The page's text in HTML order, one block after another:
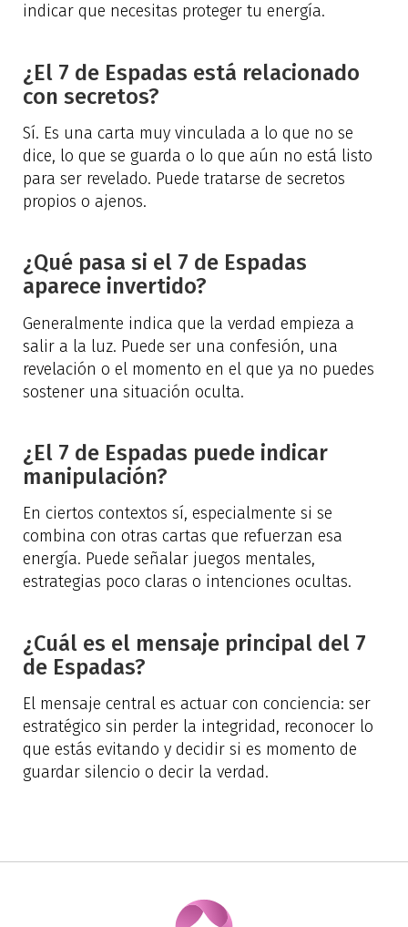
indicar que necesitas proteger tu energía.
¿El 7 de Espadas está relacionado
con secretos?
Sí. Es una carta muy vinculada a lo que no se
dice, lo que se guarda o lo que aún no está listo
para ser revelado. Puede tratarse de secretos
propios o ajenos.
¿Qué pasa si el 7 de Espadas
aparece invertido?
Generalmente indica que la verdad empieza a
salir a la luz. Puede ser una confesión, una
revelación o el momento en el que ya no puedes
sostener una situación oculta.
¿El 7 de Espadas puede indicar
manipulación?
En ciertos contextos sí, especialmente si se
combina con otras cartas que refuerzan esa
energía. Puede señalar juegos mentales,
estrategias poco claras o intenciones ocultas.
¿Cuál es el mensaje principal del 7
de Espadas?
El mensaje central es actuar con conciencia: ser
estratégico sin perder la integridad, reconocer lo
que estás evitando y decidir si es momento de
guardar silencio o decir la verdad.